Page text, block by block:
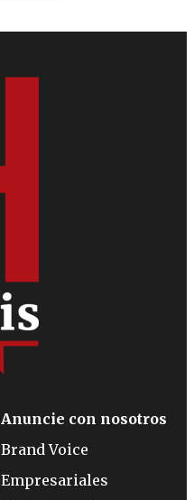
Anuncie con nosotros
Brand Voice
Empresariales